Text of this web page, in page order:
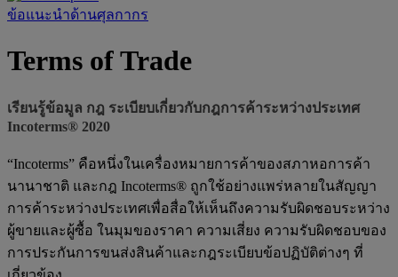
ข้อแนะนำด้านศุลกากร
Terms of Trade
เรียนรู้ข้อมูล กฎ ระเบียบเกี่ยวกับกฎการค้าระหว่างประเทศ
Incoterms® 2020
“Incoterms” คือหนึ่งในเครื่องหมายการค้าของสภาหอการค้า
นานาชาติ และกฎ Incoterms® ถูกใช้อย่างแพร่หลายในสัญญา
การค้าระหว่างประเทศเพื่อสื่อให้เห็นถึงความรับผิดชอบระหว่าง
ผู้ขายและผู้ซื้อ ในมุมของราคา ความเสี่ยง ความรับผิดชอบของ
การประกันการขนส่งสินค้าและกฎระเบียบข้อปฏิบัติต่างๆ ที่